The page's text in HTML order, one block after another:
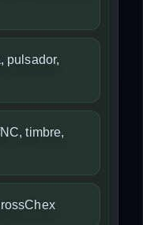
pulsador,
timbre,